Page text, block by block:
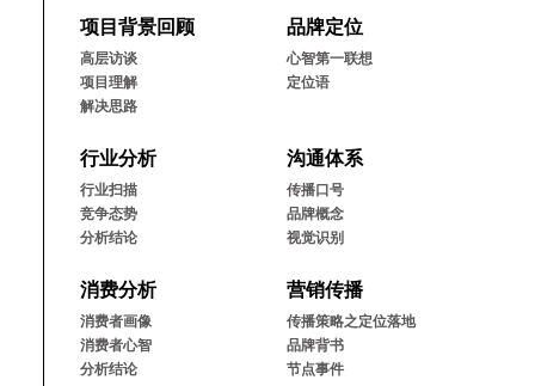
项⽬背景回顾
⾼层访谈
项⽬理解
解决思路
品牌定位
⼼智第⼀联想
定位语
⾏业分析
⾏业扫描
竞争态势
分析结论
沟通体系
传播⼝号
品牌概念
视觉识别
消费分析
消费者画像
消费者⼼智
分析结论
营销传播
传播策略之定位落地
品牌背书
节点事件